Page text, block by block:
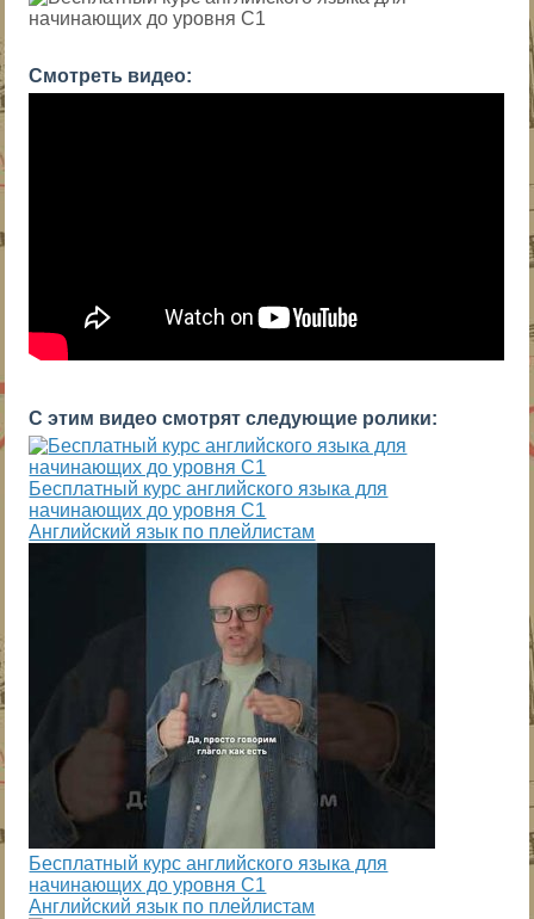
Смотреть видео:
С этим видео смотрят следующие ролики:
Бесплатный курс английского языка для
начинающих до уровня С1
Английский язык по плейлистам
Бесплатный курс английского языка для
начинающих до уровня С1
Английский язык по плейлистам